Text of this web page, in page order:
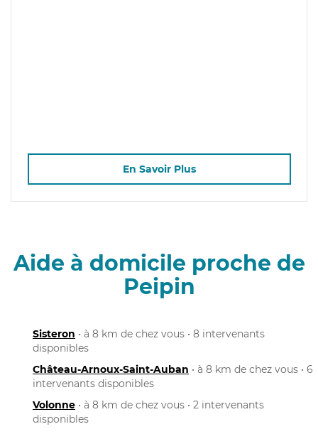
En Savoir Plus
Aide à domicile proche de
Peipin
Sisteron • à 8 km de chez vous • 8 intervenants
disponibles
Château-Arnoux-Saint-Auban • à 8 km de chez vous • 6
intervenants disponibles
Volonne • à 8 km de chez vous • 2 intervenants
disponibles